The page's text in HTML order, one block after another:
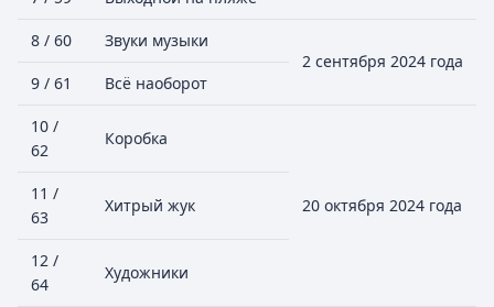
8 / 60
Звуки музыки
2 сентября 2024 года
9 / 61
Всё наоборот
10 /
62
Коробка
20 октября 2024 года
11 /
63
Хитрый жук
12 /
64
Художники